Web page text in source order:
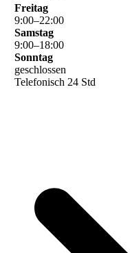
Freitag
9:00–22:00
Samstag
9:00–18:00
Sonntag
geschlossen
Telefonisch 24 Std